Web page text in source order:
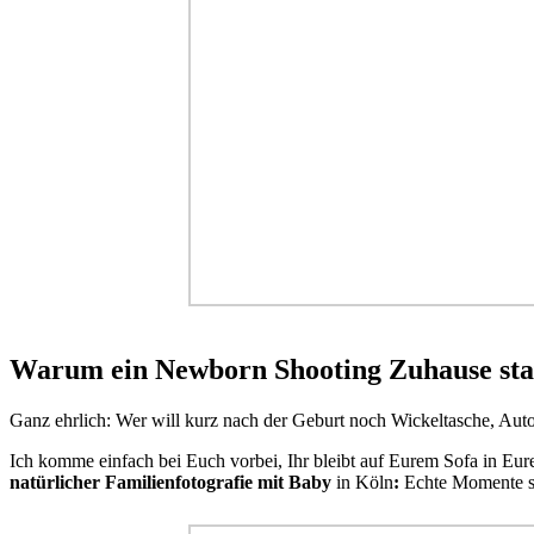
Warum ein Newborn Shooting Zuhause
Ganz ehrlich: Wer will kurz nach der Geburt noch Wickeltasche,
Ich komme einfach bei Euch vorbei, Ihr bleibt auf Eurem Sofa in
natürlicher Familienfotografie mit Baby in Köln: Echte Momente